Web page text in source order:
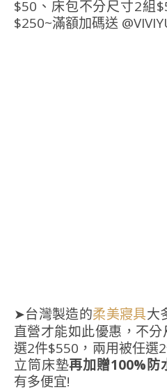
➤台灣製造的柔美寢具大
直營才能如此優惠，不
選2件$550，兩用被任選
立筒床墊再加贈100%防
有多便宜!